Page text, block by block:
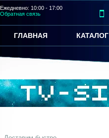
Ежедневно: 10:00 - 17:00
Обратная связь
ГЛАВНАЯ КАТАЛОГ